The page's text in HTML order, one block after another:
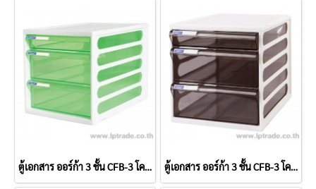
ตู้เอกสาร ออร์ก้า 3 ชั้น CFB-3 โครงขาวลิ้นเขียว ตู้เอกสาร ออร์ก้า 3 ชั้น CFB-3 โครงขาวลิ้นเทา